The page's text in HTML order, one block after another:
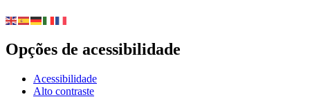
Opções de acessibilidade
Acessibilidade
Alto contraste